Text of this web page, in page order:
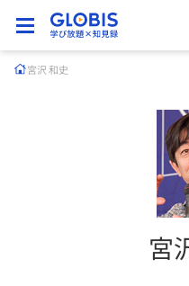
宮沢 和史
宮